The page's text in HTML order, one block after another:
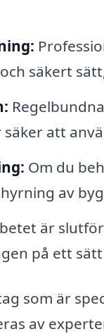
säkert
att
Om du
av
är
på ett
som är
av